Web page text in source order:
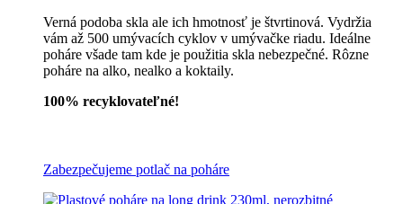
Verná podoba skla ale ich hmotnosť je štvrtinová. Vydržia
vám až 500 umývacích cyklov v umývačke riadu. Ideálne
poháre všade tam kde je použitia skla nebezpečné. Rôzne
poháre na alko, nealko a koktaily.
100% recyklovateľné!
Zabezpečujeme potlač na poháre